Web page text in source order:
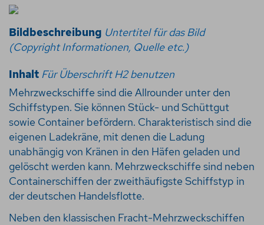
Bildbeschreibung Untertitel für das Bild
(Copyright Informationen, Quelle etc.)
Inhalt Für Überschrift H2 benutzen
Mehrzweckschiffe sind die Allrounder unter den
Schiffstypen. Sie können Stück- und Schüttgut
sowie Container befördern. Charakteristisch sind die
eigenen Ladekräne, mit denen die Ladung
unabhängig von Kränen in den Häfen geladen und
gelöscht werden kann. Mehrzweckschiffe sind neben
Containerschiffen der zweithäufigste Schiffstyp in
der deutschen Handelsflotte.
Neben den klassischen Fracht-Mehrzweckschiffen